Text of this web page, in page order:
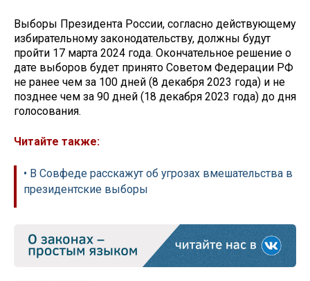
Выборы Президента России, согласно действующему
избирательному законодательству, должны будут
пройти 17 марта 2024 года. Окончательное решение о
дате выборов будет принято Советом Федерации РФ
не ранее чем за 100 дней (8 декабря 2023 года) и не
позднее чем за 90 дней (18 декабря 2023 года) до дня
голосования.
Читайте также:
• В Совфеде расскажут об угрозах вмешательства в
президентские выборы